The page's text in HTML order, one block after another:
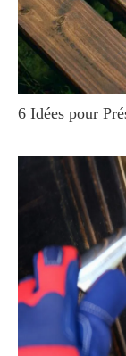
6 Idées pour